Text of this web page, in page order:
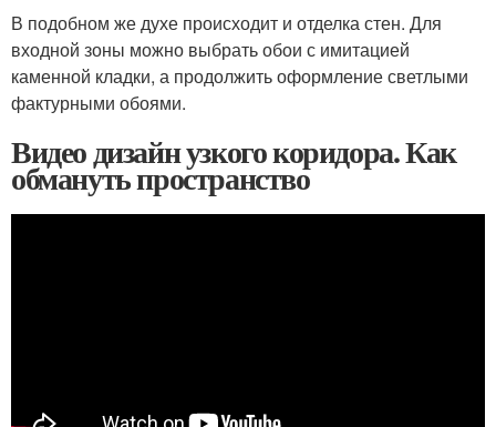
В подобном же духе происходит и отделка стен. Для
входной зоны можно выбрать обои с имитацией
каменной кладки, а продолжить оформление светлыми
фактурными обоями.
Видео дизайн узкого коридора. Как
обмануть пространство